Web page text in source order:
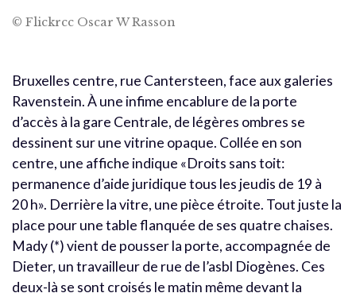
© Flickrcc Oscar W Rasson
Bruxelles centre, rue Cantersteen, face aux galeries
Ravenstein. À une infime encablure de la porte
d’accès à la gare Centrale, de légères ombres se
dessinent sur une vitrine opaque. Collée en son
centre, une affiche indique «Droits sans toit:
permanence d’aide juridique tous les jeudis de 19 à
20 h». Derrière la vitre, une pièce étroite. Tout juste la
place pour une table flanquée de ses quatre chaises.
Mady (*) vient de pousser la porte, accompagnée de
Dieter, un travailleur de rue de l’asbl Diogènes. Ces
deux-là se sont croisés le matin même devant la